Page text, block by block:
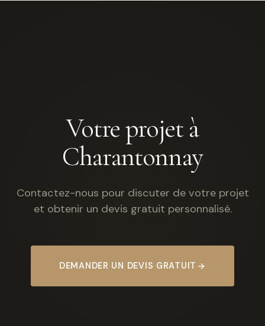
Votre projet à
Charantonnay
Contactez-nous pour discuter de votre projet
et obtenir un devis gratuit personnalisé.
DEMANDER UN DEVIS GRATUIT